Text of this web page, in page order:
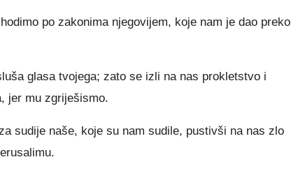
po zakonima njegovijem, koje nam je dao preko
glasa tvojega; zato se izli na nas prokletstvo i
jer mu zgriješismo.
sudije naše, koje su nam sudile, pustivši na nas zlo